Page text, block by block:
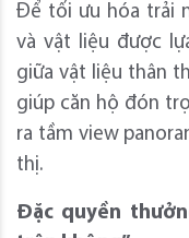
Để tối ưu hóa trải
và vật liệu được
giữa vật liệu thân
giúp căn hộ đón
ra tầm view
thị.
Đặc quyền